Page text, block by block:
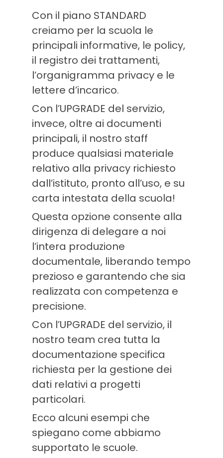
Con il piano STANDARD
creiamo per la scuola le
principali informative, le policy,
il registro dei trattamenti,
l’organigramma privacy e le
lettere d’incarico.
Con l’UPGRADE del servizio,
invece, oltre ai documenti
principali, il nostro staff
produce qualsiasi materiale
relativo alla privacy richiesto
dall’istituto, pronto all’uso, e su
carta intestata della scuola!
Questa opzione consente alla
dirigenza di delegare a noi
l’intera produzione
documentale, liberando tempo
prezioso e garantendo che sia
realizzata con competenza e
precisione.
Con l’UPGRADE del servizio, il
nostro team crea tutta la
documentazione specifica
richiesta per la gestione dei
dati relativi a progetti
particolari.
Ecco alcuni esempi che
spiegano come abbiamo
supportato le scuole.